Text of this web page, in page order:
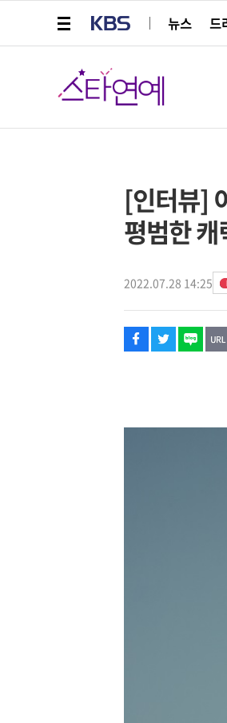
뉴스
드
스타연예
[인터뷰]
평범한
2022.07.28 14:25
페이스북
트위터
네이버
URL복사
글씨 작게보기
글씨 크게보기
해시태그
스타박스